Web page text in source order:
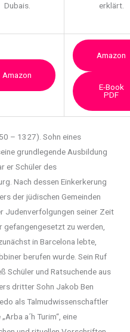
Dubais.
erklärt.
Amazon
Amazon
E-Book
PDF
– 1327). Sohn eines
grundlegende Ausbildung
er Schüler des
Nach dessen Einkerkerung
der jüdischen Gemeinden
Judenverfolgungen seiner Zeit
gefangengesetzt zu werden,
in Barcelona lebte,
berufen wurde. Sein Ruf
Schüler und Ratsuchende aus
dritter Sohn Jakob Ben
als Talmudwissenschaftler
a´h Turim“, eine